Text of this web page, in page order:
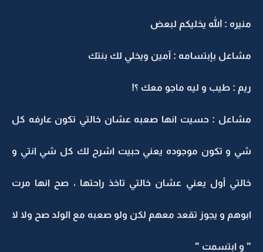
منيره : الله يخليكم لبعض
مشاعل بإبتسامه : آمين ويخلي لك بنتك
ريم : طيب و ليه ماجو معك ؟!
مشاعل : حسيت انها صعبه عشان خالتي تكون عارفه كل
شي و تكون موجوده يعني حبيت اشرح لك كل شي انتي و
خالتي أول يعني عشان خالتي تاخذ راحتها ، صح انها مرت
ابوهم و يجوز تقعد معهم لكن ولو صعبه مع الولد صح ولا لا
" و ابتسمت "